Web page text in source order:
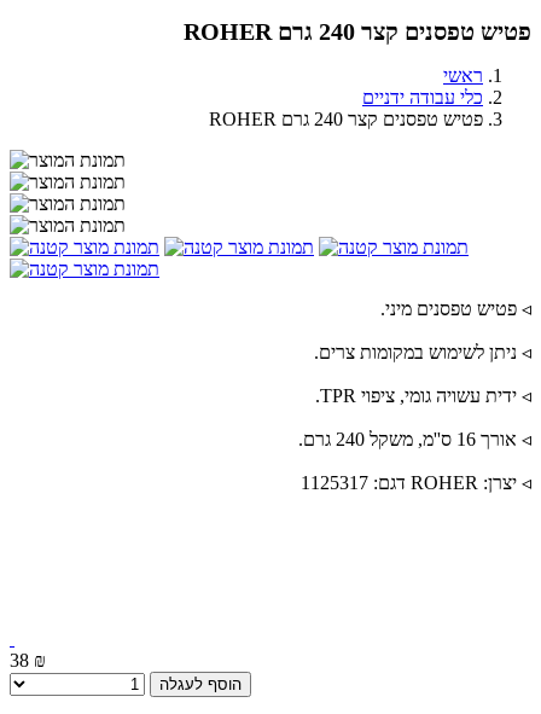
פטיש טפסנים קצר 240 גרם ROHER
ראשי
כלי עבודה ידניים
פטיש טפסנים קצר 240 גרם ROHER
◃ פטיש טפסנים מיני.
◃ ניתן לשימוש במקומות צרים.
◃ ידית עשויה גומי, ציפוי TPR.
◃ אורך 16 ס''מ, משקל 240 גרם.
◃ יצרן: ROHER דגם: 1125317
38 ₪
הוסף לעגלה